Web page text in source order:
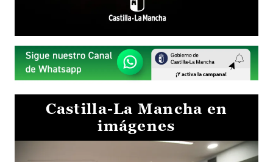
Castilla-La Mancha en
imágenes